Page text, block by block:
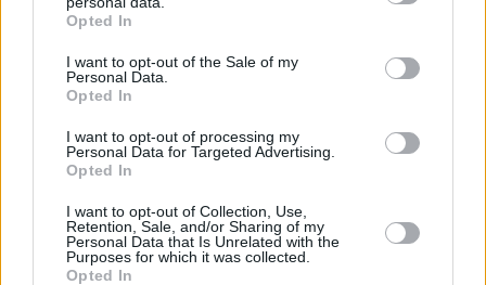
grant or deny consent to Google and its third-party tags to
use your data for below specified purposes in below Google
consent section.
Opted In
I want to opt-out of the Sale of my
Personal Data.
Opted In
I want to opt-out of processing my
Personal Data for Targeted Advertising.
Opted In
I want to opt-out of Collection, Use,
Retention, Sale, and/or Sharing of my
Personal Data that Is Unrelated with the
Purposes for which it was collected.
Opted In
Τα φρούτα που επιλέγουν 4 ενδοκρινολόγοι για
καλύτερο έλεγχο του σακχάρου – Το ένα μειώνει
το λίπος στην κοιλιά
07.08.2026, 08:32